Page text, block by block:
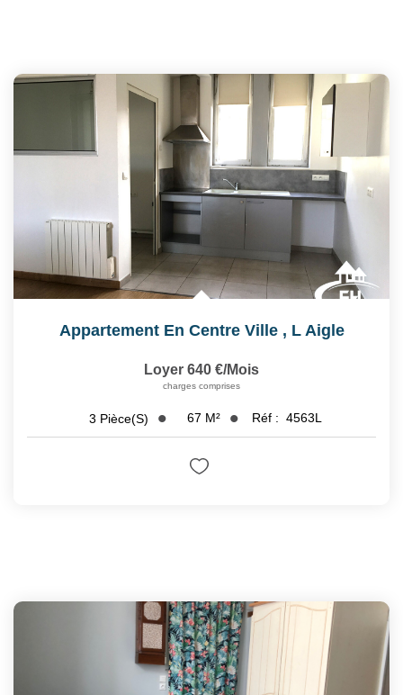
Appartement En Centre Ville , L Aigle
Loyer 640 €/mois
charges comprises
3 Pièce(s) 67 M² Réf : 4563L